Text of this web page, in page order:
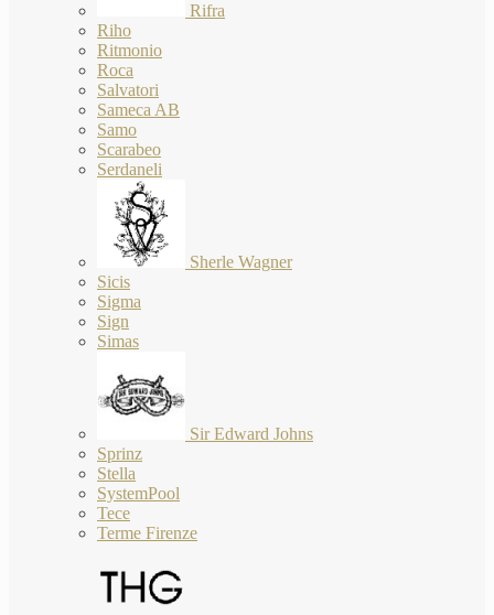
Rifra
Riho
Ritmonio
Roca
Salvatori
Sameca AB
Samo
Scarabeo
Serdaneli
Sherle Wagner
Sicis
Sigma
Sign
Simas
Sir Edward Johns
Sprinz
Stella
SystemPool
Tece
Terme Firenze